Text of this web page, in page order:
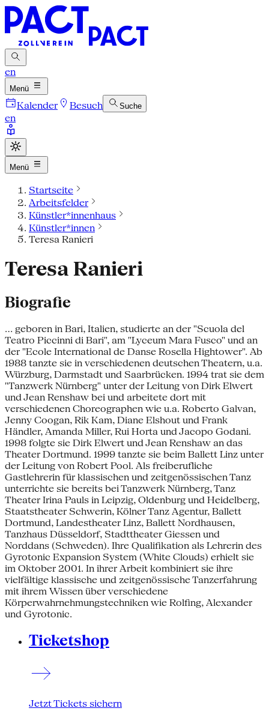
en
Menü
Kalender Besuch Suche
en
Menü
Startseite
Arbeitsfelder
Künstler*innenhaus
Künstler*innen
Teresa Ranieri
Teresa Ranieri
Biografie
... geboren in Bari, Italien, studierte an der "Scuola del
Teatro Piccinni di Bari", am "Lyceum Mara Fusco" und an
der "Ecole International de Danse Rosella Hightower". Ab
1988 tanzte sie in verschiedenen deutschen Theatern, u.a.
Würzburg, Darmstadt und Saarbrücken. 1994 trat sie dem
"Tanzwerk Nürnberg" unter der Leitung von Dirk Elwert
und Jean Renshaw bei und arbeitete dort mit
verschiedenen Choreographen wie u.a. Roberto Galvan,
Jenny Coogan, Rik Kam, Diane Elshout und Frank
Händler, Amanda Miller, Rui Horta und Jacopo Godani.
1998 folgte sie Dirk Elwert und Jean Renshaw an das
Theater Dortmund. 1999 tanzte sie beim Ballett Linz unter
der Leitung von Robert Pool. Als freiberufliche
Gastlehrerin für klassischen und zeitgenössischen Tanz
unterrichte sie bereits bei Tanzwerk Nürnberg, Tanz
Theater Irina Pauls in Leipzig, Oldenburg und Heidelberg,
Staatstheater Schwerin, Kölner Tanz Agentur, Ballett
Dortmund, Landestheater Linz, Ballett Nordhausen,
Tanzhaus Düsseldorf, Stadttheater Giessen und
Norddans (Schweden). Ihre Qualifikation als Lehrerin des
Gyrotonic Expansion System (White Clouds) erhielt sie
im Oktober 2001. In ihrer Arbeit kombiniert sie ihre
vielfältige klassische und zeitgenössische Tanzerfahrung
mit ihrem Wissen über verschiedene
Körperwahrnehmungstechniken wie Rolfing, Alexander
und Gyrotonic.
Ticketshop
Jetzt Tickets sichern